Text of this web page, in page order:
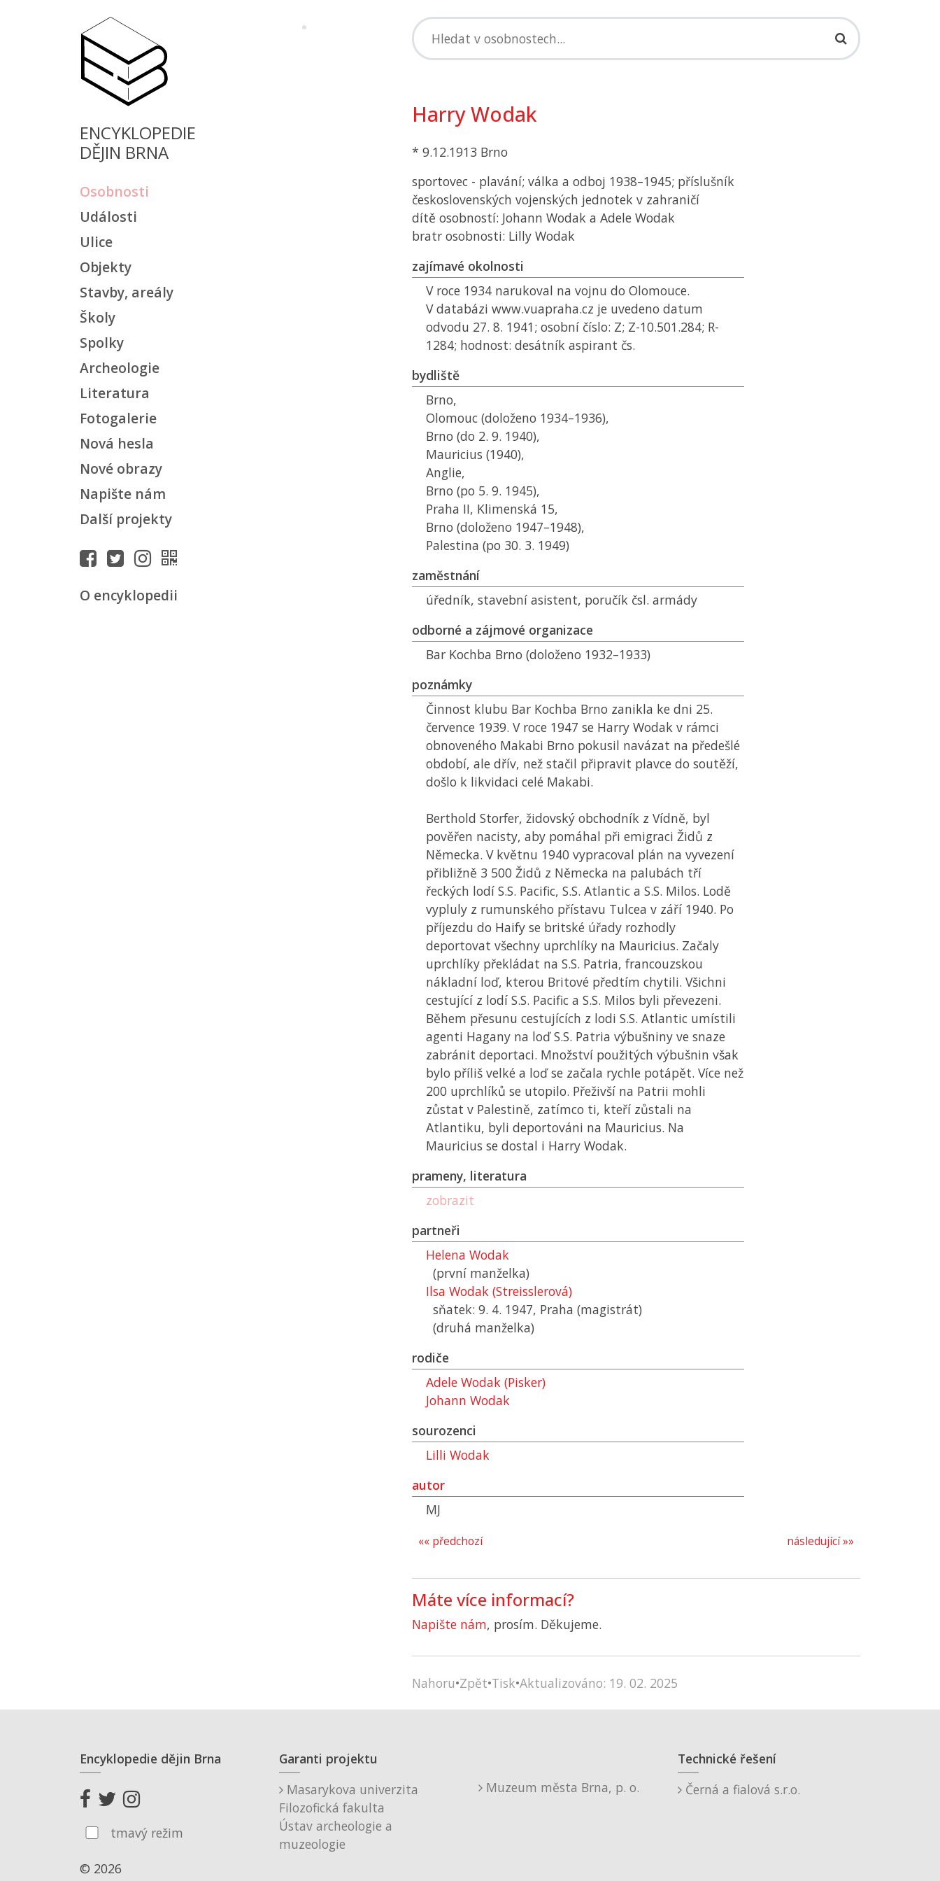
ENCYKLOPEDIE
DĚJIN BRNA
Osobnosti
Události
Ulice
Objekty
Stavby, areály
Školy
Spolky
Archeologie
Literatura
Fotogalerie
Nová hesla
Nové obrazy
Napište nám
Další projekty
O encyklopedii
Harry Wodak
* 9.12.1913 Brno
sportovec - plavání; válka a odboj 1938–1945; příslušník
československých vojenských jednotek v zahraničí
dítě osobností: Johann Wodak a Adele Wodak
bratr osobnosti: Lilly Wodak
zajímavé okolnosti
V roce 1934 narukoval na vojnu do Olomouce.
V databázi www.vuapraha.cz je uvedeno datum
odvodu 27. 8. 1941; osobní číslo: Z; Z-10.501.284; R-
1284; hodnost: desátník aspirant čs.
bydliště
Brno,
Olomouc (doloženo 1934–1936),
Brno (do 2. 9. 1940),
Mauricius (1940),
Anglie,
Brno (po 5. 9. 1945),
Praha II, Klimenská 15,
Brno (doloženo 1947–1948),
Palestina (po 30. 3. 1949)
zaměstnání
úředník, stavební asistent, poručík čsl. armády
odborné a zájmové organizace
Bar Kochba Brno (doloženo 1932–1933)
poznámky
Činnost klubu Bar Kochba Brno zanikla ke dni 25.
července 1939. V roce 1947 se Harry Wodak v rámci
obnoveného Makabi Brno pokusil navázat na předešlé
období, ale dřív, než stačil připravit plavce do soutěží,
došlo k likvidaci celé Makabi.
Berthold Storfer, židovský obchodník z Vídně, byl
pověřen nacisty, aby pomáhal při emigraci Židů z
Německa. V květnu 1940 vypracoval plán na vyvezení
přibližně 3 500 Židů z Německa na palubách tří
řeckých lodí S.S. Pacific, S.S. Atlantic a S.S. Milos. Lodě
vypluly z rumunského přístavu Tulcea v září 1940. Po
příjezdu do Haify se britské úřady rozhodly
deportovat všechny uprchlíky na Mauricius. Začaly
uprchlíky překládat na S.S. Patria, francouzskou
nákladní loď, kterou Britové předtím chytili. Všichni
cestující z lodí S.S. Pacific a S.S. Milos byli převezeni.
Během přesunu cestujících z lodi S.S. Atlantic umístili
agenti Hagany na loď S.S. Patria výbušniny ve snaze
zabránit deportaci. Množství použitých výbušnin však
bylo příliš velké a loď se začala rychle potápět. Více než
200 uprchlíků se utopilo. Přeživší na Patrii mohli
zůstat v Palestině, zatímco ti, kteří zůstali na
Atlantiku, byli deportováni na Mauricius. Na
Mauricius se dostal i Harry Wodak.
prameny, literatura
zobrazit
partneři
Helena Wodak
(první manželka)
Ilsa Wodak (Streisslerová)
sňatek: 9. 4. 1947, Praha (magistrát)
(druhá manželka)
rodiče
Adele Wodak (Pisker)
Johann Wodak
sourozenci
Lilli Wodak
autor
MJ
následující »»
«« předchozí
Máte více informací?
Napište nám, prosím. Děkujeme.
Nahoru•Zpět•Tisk•Aktualizováno: 19. 02. 2025
Encyklopedie dějin Brna
tmavý režim
© 2026
Garanti projektu
Masarykova univerzita
Filozofická fakulta
Ústav archeologie a
muzeologie
Muzeum města Brna, p. o.
Technické řešení
Černá a fialová s.r.o.